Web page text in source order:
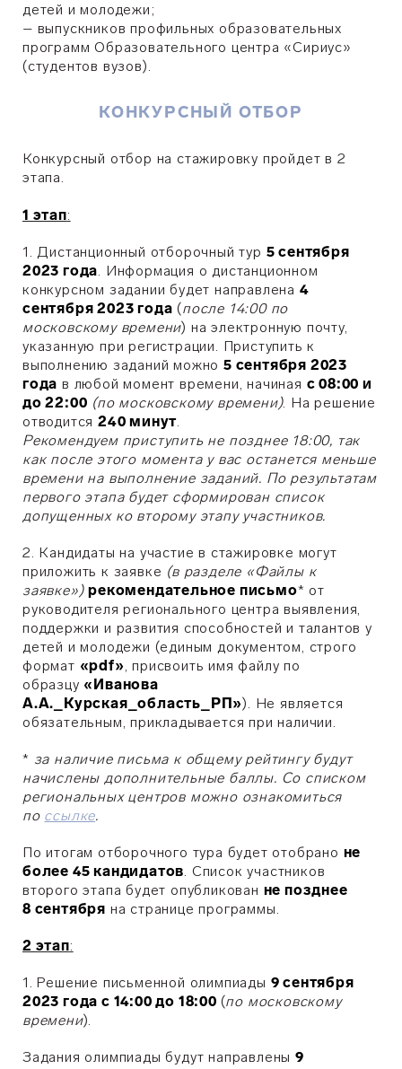
детей и молодежи;
– выпускников профильных образовательных
программ Образовательного центра «Сириус»
(студентов вузов).
КОНКУРСНЫЙ ОТБОР
Конкурсный отбор на стажировку пройдет в 2
этапа.
1 этап:
1. Дистанционный отборочный тур 5 сентября
2023 года. Информация о дистанционном
конкурсном задании будет направлена 4
сентября 2023 года (после 14:00 по
московскому времени) на электронную почту,
указанную при регистрации. Приступить к
выполнению заданий можно5 сентября 2023
года в любой момент времени, начиная с 08:00 и
до 22:00 (по московскому времени). На решение
отводится240 минут.
Рекомендуем приступить не позднее 18:00, так
как после этого момента у вас останется меньше
времени на выполнение заданий. По результатам
первого этапа будет сформирован список
допущенных ко второму этапу участников.
2. Кандидаты на участие в стажировке могут
приложить к заявке (в разделе «Файлы к
заявке») рекомендательное письмо* от
руководителя регионального центра выявления,
поддержки и развития способностей и талантов у
детей и молодежи (единым документом, строго
формат «pdf»,присвоить имя файлу по
образцу «Иванова
А.А._Курская_область_РП»). Не является
обязательным, прикладывается при наличии.
* за наличие письма к общему рейтингу будут
начислены дополнительные баллы. Со списком
региональных центров можно ознакомиться
по ссылке.
По итогам отборочного тура будет отобрано не
более 45 кандидатов. Список участников
второго этапа будет опубликован не позднее
8 сентября на странице программы.
2 этап:
1. Решение письменной олимпиады 9 сентября
2023 года с 14:00 до 18:00 (по московскому
времени).
Задания олимпиады будут направлены9